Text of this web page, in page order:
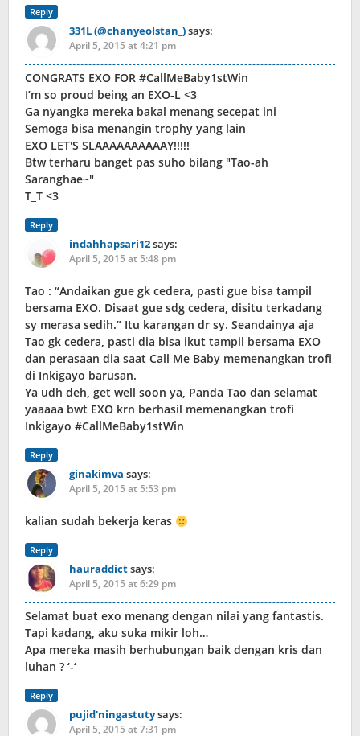
Reply
331L (@chanyeolstan_)says:
April 5, 2015 at 4:21 pm
CONGRATS EXO FOR #CallMeBaby1stWin
I’m so proud being an EXO-L <3
Ga nyangka mereka bakal menang secepat ini
Semoga bisa menangin trophy yang lain
EXO LET'S SLAAAAAAAAAAY!!!!!
Btw terharu banget pas suho bilang "Tao-ah
Saranghae~"
T_T <3
Reply
indahhapsari12says:
April 5, 2015 at 5:48 pm
Tao : “Andaikan gue gk cedera, pasti gue bisa tampil
bersama EXO. Disaat gue sdg cedera, disitu terkadang
sy merasa sedih.” Itu karangan dr sy. Seandainya aja
Tao gk cedera, pasti dia bisa ikut tampil bersama EXO
dan perasaan dia saat Call Me Baby memenangkan trofi
di Inkigayo barusan.
Ya udh deh, get well soon ya, Panda Tao dan selamat
yaaaaa bwt EXO krn berhasil memenangkan trofi
Inkigayo #CallMeBaby1stWin
Reply
ginakimva says:
April 5, 2015 at 5:53 pm
kalian sudah bekerja keras
Reply
hauraddictsays:
April 5, 2015 at 6:29 pm
Selamat buat exo menang dengan nilai yang fantastis.
Tapi kadang, aku suka mikir loh…
Apa mereka masih berhubungan baik dengan kris dan
luhan ? ‘-‘
Reply
pujid'ningastutysays:
April 5, 2015 at 7:31 pm